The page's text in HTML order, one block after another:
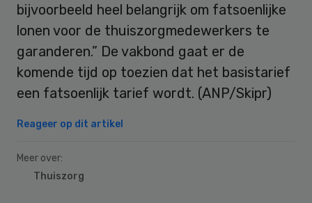
bijvoorbeeld heel belangrijk om fatsoenlijke
lonen voor de thuiszorgmedewerkers te
garanderen.” De vakbond gaat er de
komende tijd op toezien dat het basistarief
een fatsoenlijk tarief wordt. (ANP/Skipr)
Reageer op dit artikel
Meer over:
Thuiszorg